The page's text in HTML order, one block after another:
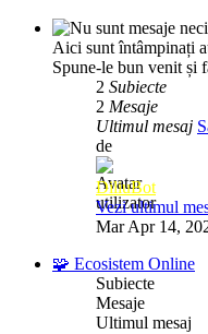
Aici sunt întâmpinați
Spune-le bun venit și
2 Subiecte
2 Mesaje
Ultimul mesaj
de
DiliuBot
Vezi ultimul
Mar Apr 14,
🧩 Ecosistem Online
Subiecte
Mesaje
Ultimul mesaj